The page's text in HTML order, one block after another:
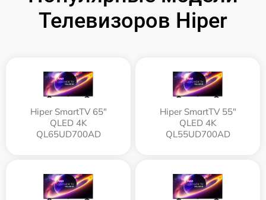
Телевизоров Hiper
Hiper SmartTV 65"
QLED 4K
QL65UD700AD
Hiper SmartTV 55"
QLED 4K
QL55UD700AD